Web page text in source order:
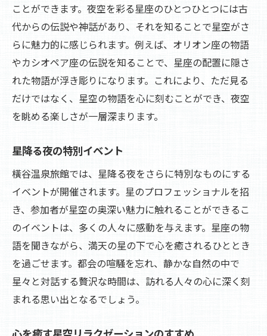
星空観賞を楽しむためのポイント
星空下で特別なディナーを楽しむ
満天の星に包まれる露天風呂体験
星空に導かれる夜のアクティビティ
心に残る星空との出会い方
特別な夜に星空がもたらす感動
旅館が誇る自然の魅力と星空の調和
星空と自然が織りなす風景の美しさ
自然の中で感じる星空の感動
星空と自然が育む心の平和
星空と自然に包まれた贅沢なひととき
自然と星空がもたらす心の響き
ことができます。夜空を彩る星座のひとつひとつには古
代からの伝説や神話があり、それを知ることで星空がさ
らに魅力的に感じられます。例えば、オリオン座の物語
やカシオペア座の伝説を知ることで、星座の配置に隠さ
れた物語が浮き彫りになります。これにより、ただ見る
だけではなく、星空の物語を心に刻むことができ、夜空
を眺める楽しさが一層深まります。
星降る夜の特別イベント
橫谷温泉旅館では、星降る夜をさらに特別なものにする
イベントが開催されます。星のプロフェッショナルを招
き、参加者が星空の奥深い魅力に触れることができるこ
のイベントは、多くの人々に感動を与えます。星座の物
語を聞きながら、満天の星の下で心を癒されるひととき
を過ごせます。都会の喧騒を忘れ、静かな自然の中で
星々と対話する贅沢な時間は、訪れる人々の心に深く刻
まれる思い出となるでしょう。